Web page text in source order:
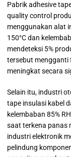
Pabrik adhesive
quality control
menggunakan alat
150°C dan
mendeteksi 5%
tersebut mengganti
meningkat secara
Selain itu, industri
tape insulasi kabel
kelembaban 85%
saat terkena panas
industri elektronik
pelindung